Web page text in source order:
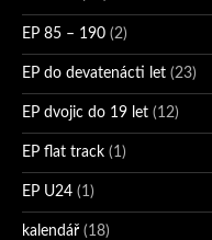
EP 85 – 190 (2)
EP do devatenácti let (23)
EP dvojic do 19 let (12)
EP flat track (1)
EP U24 (1)
kalendář (18)